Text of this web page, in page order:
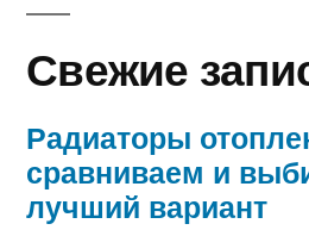
Свежие
Радиаторы
сравниваем и
лучший вариант